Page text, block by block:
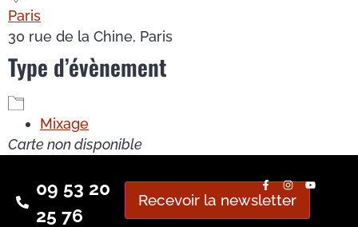
Paris
30 rue de la Chine, Paris
Type d’évènement
Mixage
Carte non disponible
09 53 20
25 76
Recevoir la newsletter